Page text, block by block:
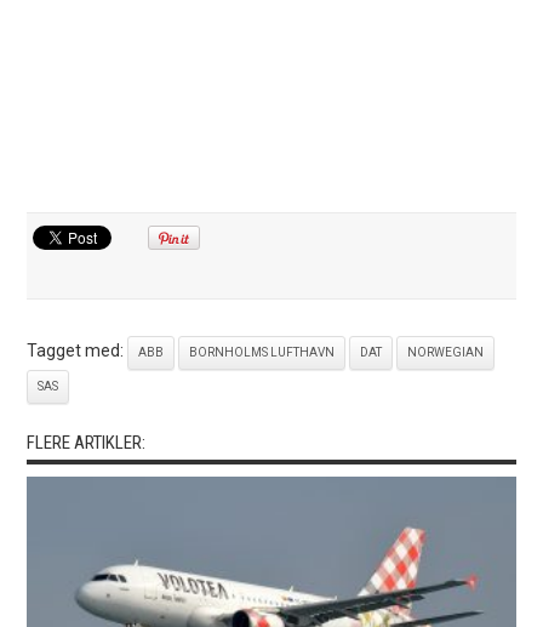
Tagget med: ABB BORNHOLMS LUFTHAVN DAT NORWEGIAN
SAS
FLERE ARTIKLER: